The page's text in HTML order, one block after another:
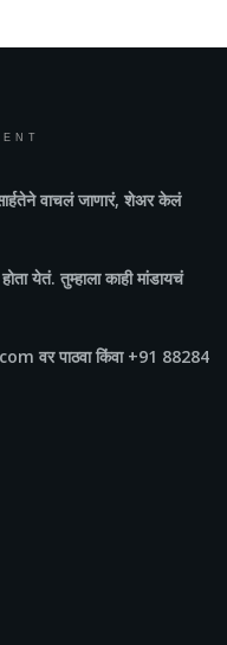
वाचलं जाणारं, शेअर केलं
येतं. तुम्हाला काही मांडायचं
वर पाठवा किंवा +91 88284